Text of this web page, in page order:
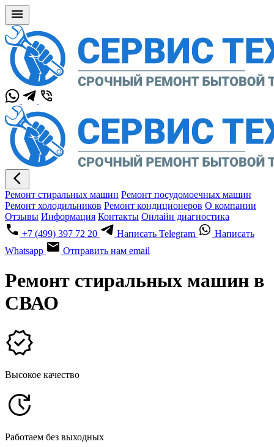
Ремонт стиральных машин Ремонт посудомоечных машин
Ремонт холодильников Ремонт кондиционеров О компании
Отзывы Информация Контакты Онлайн диагностика
+7 (499) 397 72 20
Написать Telegram
Написать
Whatsapp
Отправить нам email
Ремонт стиральных машин в
СВАО
Высокое качество
Работаем без выходных